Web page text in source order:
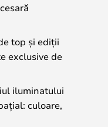
top și ediții
exclusive de
iluminatului
culoare,